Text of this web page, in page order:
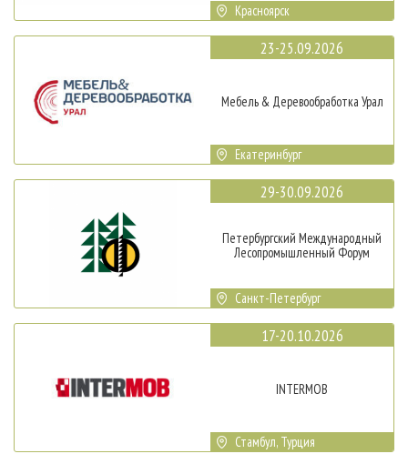
Красноярск
23-25.09.2026
Мебель & Деревообработка Урал
Екатеринбург
29-30.09.2026
Петербургский Международный
Лесопромышленный Форум
Санкт-Петербург
17-20.10.2026
INTERMOB
Стамбул, Турция